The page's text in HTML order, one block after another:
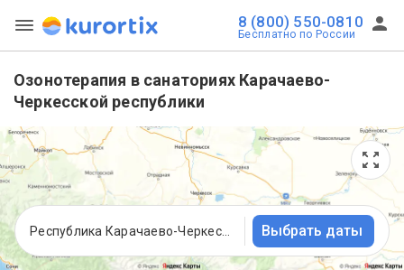
8 (800) 550-0810
Бесплатно по России
Озонотерапия в санаториях Карачаево-
Черкесской республики
Республика Карачаево-Черкесия Выбрать даты